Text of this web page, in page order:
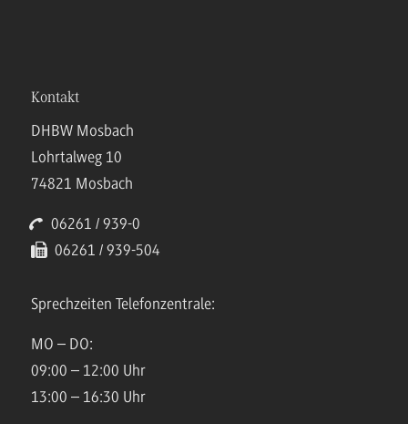
Kontakt
DHBW Mosbach
Lohrtalweg 10
74821 Mosbach
06261 / 939-0
06261 / 939-504
Sprechzeiten Telefonzentrale:
MO – DO:
09:00 – 12:00 Uhr
13:00 – 16:30 Uhr